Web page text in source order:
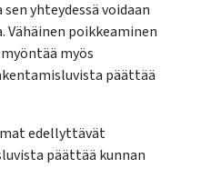
yhteydessä voidaan
Vähäinen poikkeaminen
myös
päättää
edellyttävät
päättää kunnan